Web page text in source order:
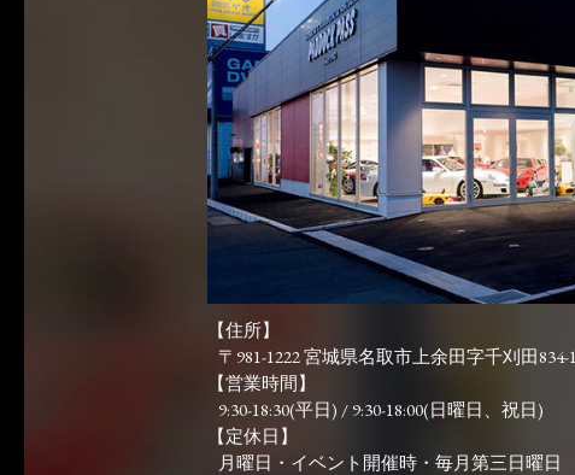
【住所】
〒981-1222 宮城県名取市上余田字千刈田834-1
【営業時間】
9:30-18:30(平日) / 9:30-18:00(日曜日、祝日)
【定休日】
月曜日・イベント開催時・毎月第三日曜日